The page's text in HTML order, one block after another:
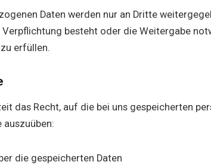
Daten werden nur an Dritte
besteht oder die Weitergabe
erfüllen.
das Recht, auf die bei uns gespeicherten
die gespeicherten Daten